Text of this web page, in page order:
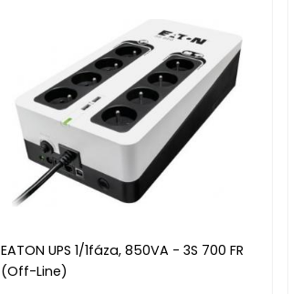
EATON UPS 1/1fáza, 850VA - 3S 700 FR
(Off-Line)